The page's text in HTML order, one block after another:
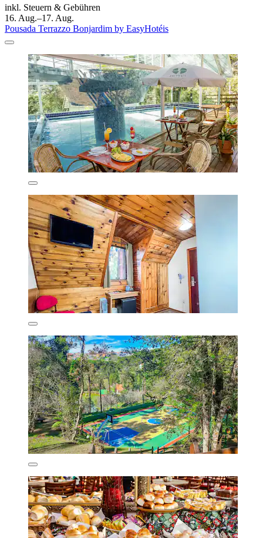
inkl. Steuern & Gebühren
16. Aug.–17. Aug.
Pousada Terrazzo Bonjardim by EasyHotéis